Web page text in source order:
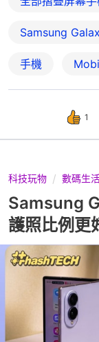
Samsung
手機
1
科技玩物 數碼生
Samsung
護照比例更